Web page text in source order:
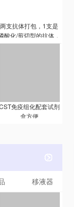
两支抗体打包，1支是
酸化/剪切型的抗体，
1支是总蛋白抗体。质
免疫组化配套试剂
盒方便
移液器